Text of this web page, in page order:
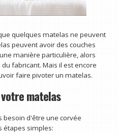
quelques matelas ne peuvent
peuvent avoir des couches
manière particulière, alors
fabricant. Mais il est encore
faire pivoter un matelas.
matelas
besoin d'être une corvée
étapes simples: